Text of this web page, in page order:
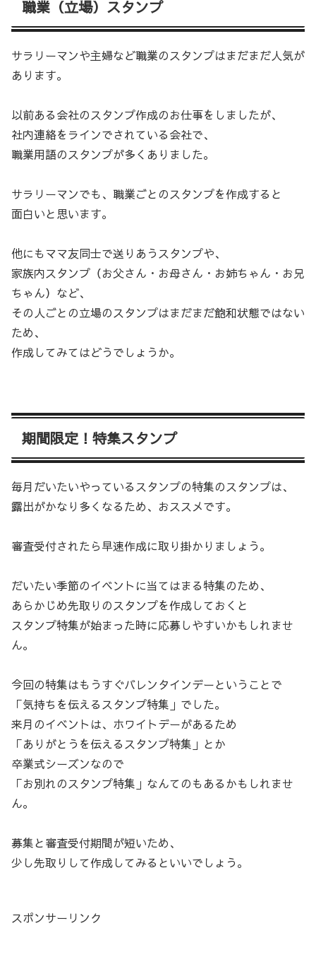
職業（立場）スタンプ
サラリーマンや主婦など職業のスタンプはまだまだ人気が
あります。
以前ある会社のスタンプ作成のお仕事をしましたが、
社内連絡をラインでされている会社で、
職業用語のスタンプが多くありました。
サラリーマンでも、職業ごとのスタンプを作成すると
面白いと思います。
他にもママ友同士で送りあうスタンプや、
家族内スタンプ（お父さん・お母さん・お姉ちゃん・お兄
ちゃん）など、
その人ごとの立場のスタンプはまだまだ飽和状態ではない
ため、
作成してみてはどうでしょうか。
期間限定！特集スタンプ
毎月だいたいやっているスタンプの特集のスタンプは、
露出がかなり多くなるため、おススメです。
審査受付されたら早速作成に取り掛かりましょう。
だいたい季節のイベントに当てはまる特集のため、
あらかじめ先取りのスタンプを作成しておくと
スタンプ特集が始まった時に応募しやすいかもしれませ
ん。
今回の特集はもうすぐバレンタインデーということで
「気持ちを伝えるスタンプ特集」でした。
来月のイベントは、ホワイトデーがあるため
「ありがとうを伝えるスタンプ特集」とか
卒業式シーズンなので
「お別れのスタンプ特集」なんてのもあるかもしれませ
ん。
募集と審査受付期間が短いため、
少し先取りして作成してみるといいでしょう。
スポンサーリンク